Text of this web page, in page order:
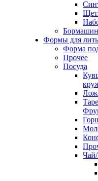
Формы для
Форма
Прочее
Посуда